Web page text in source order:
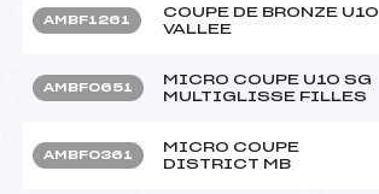
AMBF1261
COUPE DE BRONZE U10
VALLEE
AMBF0651
MICRO COUPE U10 SG
MULTIGLISSE FILLES
AMBF0361
MICRO COUPE
DISTRICT MB